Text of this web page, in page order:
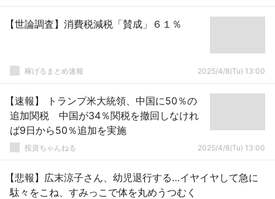
【世論調査】消費税減税「賛成」６１％
稼げるまとめ速報 2025/4/8(Tu) 13:00
【速報】 トランプ米大統領、中国に50％の
追加関税 中国が34％関税を撤回しなけれ
ば9日から50％追加を実施
投資ちゃんねる 2025/4/8(Tu) 13:00
【悲報】広末涼子さん、幼児退行する…イヤイヤして急に
駄々をこね、すみっこで体を丸めうつむく